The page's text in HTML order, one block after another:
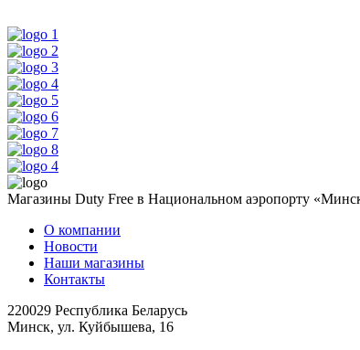
Магазины Duty Free в Национальном аэропорту
О компании
Новости
Наши магазины
Контакты
220029 Республика Беларусь
Минск, ул. Куйбышева, 16